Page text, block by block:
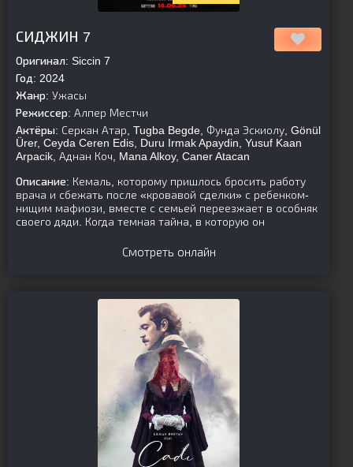
СИДЖИН 7
Оригинал: Siccin 7
Год: 2024
Жанр: Ужасы
Режиссер: Алпер Местчи
Актёры: Серкан Атар, Tugba Begde, Фунда Эскиолу, Gönül
Ürer, Ceyda Ceren Edis, Duru Irmak Apaydin, Yusuf Kaan
Arpacik, Аднан Коч, Mana Alkoy, Caner Atacan
Описание: Кемаль, которому пришлось бросить работу
врача и сбежать после «кровавой сделки» с ребенком-
нищим мафиози, вместе с семьей переезжает в особняк
своего дяди. Когда темная тайна, в которую он
Смотреть онлайн